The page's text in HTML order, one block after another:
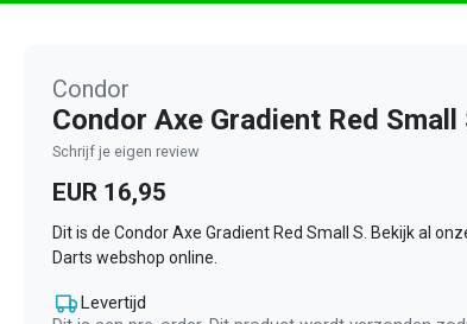
Condor
Condor Axe Gradient Red Small
Schrijf je eigen review
EUR 16,95
Dit is de Condor Axe Gradient Red Small S. Bekijk al
Darts webshop online.
Levertijd